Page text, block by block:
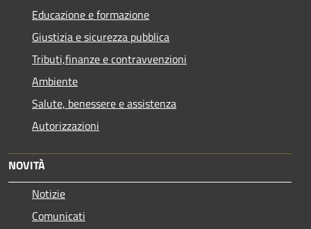
Educazione e formazione
Giustizia e sicurezza pubblica
Tributi,finanze e contravvenzioni
Ambiente
Salute, benessere e assistenza
Autorizzazioni
NOVITÀ
Notizie
Comunicati